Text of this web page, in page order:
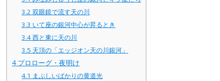
3.2 双眼鏡で流す天の川
3.3 いて座の銀河中心が昇るとき
3.4西と東に天の川
3.5 天頂の「エッジオン天の川銀河」
4プロローグ・夜明け
4.1 まぶしいばかりの黄道光